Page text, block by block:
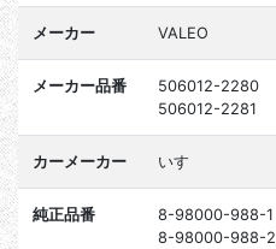
メーカー VALEO
メーカー品番
506012-2280
506012-2281
カーメーカー いすゞ
純正品番
8-98000-988-1
8-98000-988-2